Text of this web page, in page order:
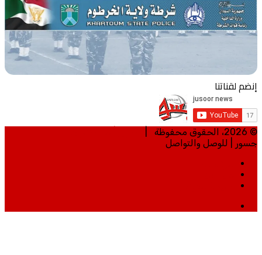
إنضم لقناتنا
© 2026، الحقوق محفوظة |
جسور | للوصل والتواصل